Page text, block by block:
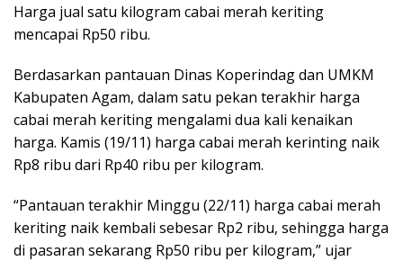
Harga jual satu kilogram cabai merah keriting
mencapai Rp50 ribu.
Berdasarkan pantauan Dinas Koperindag dan UMKM
Kabupaten Agam, dalam satu pekan terakhir harga
cabai merah keriting mengalami dua kali kenaikan
harga. Kamis (19/11) harga cabai merah kerinting naik
Rp8 ribu dari Rp40 ribu per kilogram.
“Pantauan terakhir Minggu (22/11) harga cabai merah
keriting naik kembali sebesar Rp2 ribu, sehingga harga
di pasaran sekarang Rp50 ribu per kilogram,” ujar